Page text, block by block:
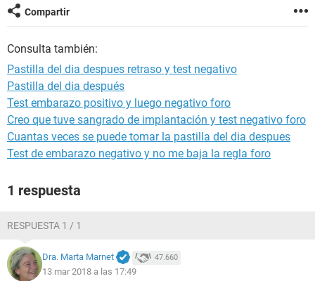
negativo. Lo cual me dejo tranquila unos dias, pero resulta
que hoy ya es 12 de marzo y aún no me baja. Solo quisiera
análisis de sangre o si usted cree que debo quedarme
tranquila y que el echo de que no me baje es consecuencia
de las pastillas del día después ? Le agradecería su
contestación.
Compartir
Consulta también:
Pastilla del dia despues retraso y test negativo
Pastilla del dia después
Test embarazo positivo y luego negativo foro
Creo que tuve sangrado de implantación y test negativo foro
Cuantas veces se puede tomar la pastilla del dia despues
Test de embarazo negativo y no me baja la regla foro
1 respuesta
RESPUESTA 1 / 1
Dra. Marta Marnet 47.660
13 mar 2018 a las 17:49